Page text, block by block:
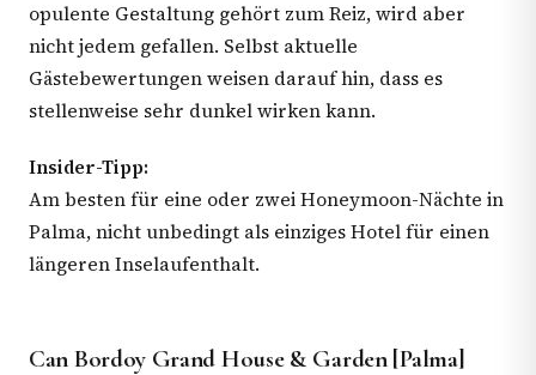
opulente Gestaltung gehört zum Reiz, wird aber
nicht jedem gefallen. Selbst aktuelle
Gästebewertungen weisen darauf hin, dass es
stellenweise sehr dunkel wirken kann.
Insider-Tipp:
Am besten für eine oder zwei Honeymoon-Nächte in
Palma, nicht unbedingt als einziges Hotel für einen
längeren Inselaufenthalt.
Can Bordoy Grand House & Garden [Palma]